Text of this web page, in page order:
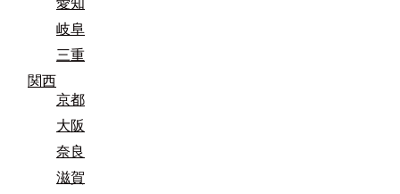
岐阜
三重
関西
京都
大阪
奈良
滋賀